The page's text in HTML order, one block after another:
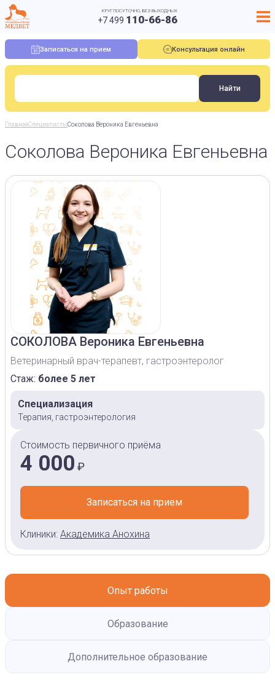
КРУГЛОСУТОЧНО, БЕЗ ВЫХОДНЫХ
+7 499 110-66-86
Записаться на прием Консультация онлайн
ГлавнаяСпециалистыСоколова Вероника Евгеньевна
Соколова Вероника Евгеньевна
СОКОЛОВА Вероника Евгеньевна
Ветеринарный врач-терапевт, гастроэнтеролог
Стаж: более 5 лет
Специализация
Терапия, гастроэнтерология
Стоимость первичного приёма
4 000 ₽
Записаться на прием
Клиники: Академика Анохина
Опыт работы
Образование
Дополнительное образование